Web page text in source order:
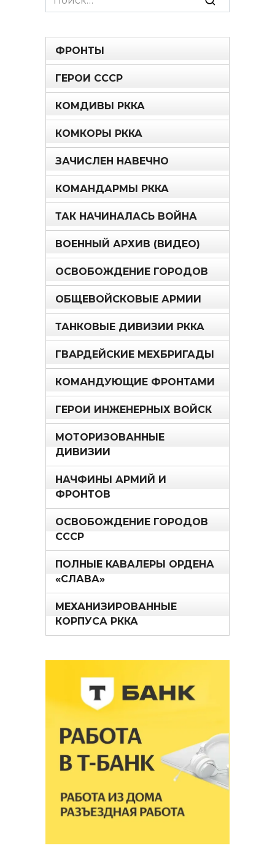
for:
ФРОНТЫ
ГЕРОИ СССР
КОМДИВЫ РККА
КОМКОРЫ РККА
ЗАЧИСЛЕН НАВЕЧНО
КОМАНДАРМЫ РККА
ТАК НАЧИНАЛАСЬ ВОЙНА
ВОЕННЫЙ АРХИВ (ВИДЕО)
ОСВОБОЖДЕНИЕ ГОРОДОВ
ОБЩЕВОЙСКОВЫЕ АРМИИ
ТАНКОВЫЕ ДИВИЗИИ РККА
ГВАРДЕЙСКИЕ МЕХБРИГАДЫ
КОМАНДУЮЩИЕ ФРОНТАМИ
ГЕРОИ ИНЖЕНЕРНЫХ ВОЙСК
МОТОРИЗОВАННЫЕ
ДИВИЗИИ
НАЧФИНЫ АРМИЙ И
ФРОНТОВ
ОСВОБОЖДЕНИЕ ГОРОДОВ
СССР
ПОЛНЫЕ КАВАЛЕРЫ ОРДЕНА
«СЛАВА»
МЕХАНИЗИРОВАННЫЕ
КОРПУСА РККА